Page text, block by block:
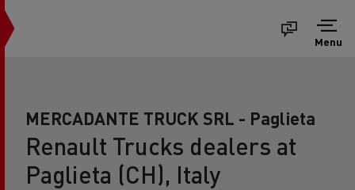
Menu
MERCADANTE TRUCK SRL - Paglieta
Renault Trucks dealers at
Paglieta (CH), Italy